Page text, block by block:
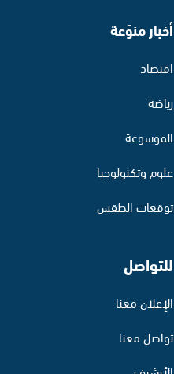
أخبار منوّعة
اقتصاد
رياضة
الموسوعة
علوم وتكنولوجيا
توقعات الطقس
للتواصل
الإعلان معنا
تواصل معنا